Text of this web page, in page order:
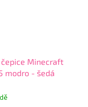
Minecraft
54885 modro - šedá